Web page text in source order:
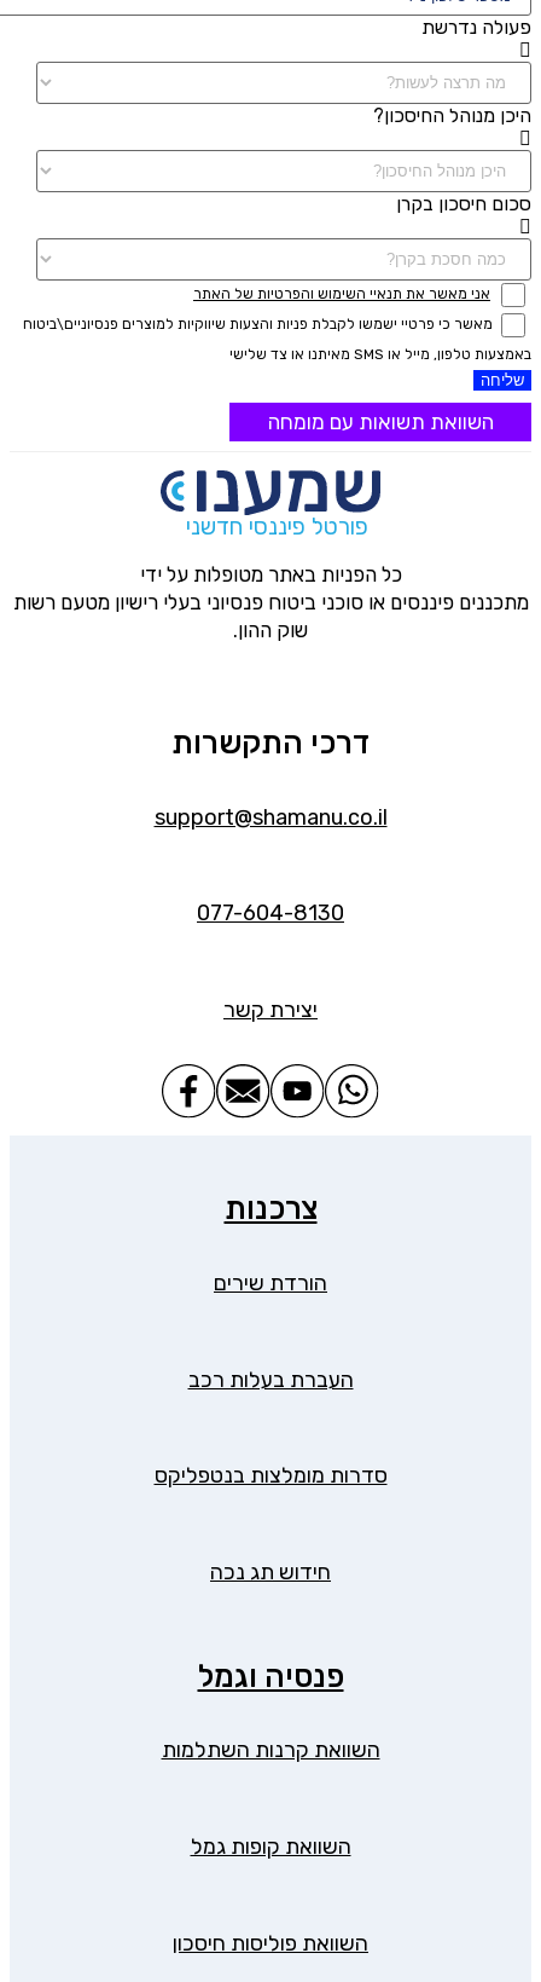
פעולה נדרשת
היכן מנוהל החיסכון?
סכום חיסכון בקרן
אני מאשר את תנאיי השימוש והפרטיות של האתר
מאשר כי פרטיי ישמשו לקבלת פניות והצעות שיווקיות למוצרים פנסיוניים\ביטוח
באמצעות טלפון, מייל או SMS מאיתנו או צד שלישי
שליחה
השוואת תשואות עם מומחה
פורטל פיננסי חדשני
כל הפניות באתר מטופלות על ידי
מתכננים פיננסים או סוכני ביטוח פנסיוני בעלי רישיון מטעם רשות
שוק ההון.
דרכי התקשרות
support@shamanu.co.il
077-604-8130
יצירת קשר
צרכנות
הורדת שירים
העברת בעלות רכב
סדרות מומלצות בנטפליקס
חידוש תג נכה
פנסיה וגמל
השוואת קרנות השתלמות
השוואת קופות גמל
השוואת פוליסות חיסכון